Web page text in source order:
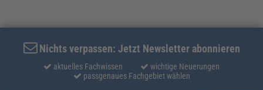
Nichts verpassen: Jetzt Newsletter abonnieren
aktuelles Fachwissen
wichtige Neuerungen
passgenaues Fachgebiet wählen